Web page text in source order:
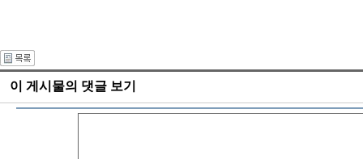
이 게시물의 댓글 보기